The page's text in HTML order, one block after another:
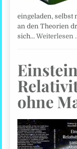
eingeladen, selbst
an den Theorien
sich…Weiterlesen
ohne